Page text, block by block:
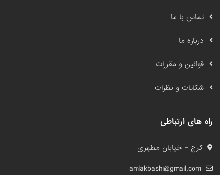
تماس با ما
درباره ما
قوانین و مقررات
شکایات و نظرات
راه های ارتباطی
کرج - خیابان مطهری
amlakbashi@gmail.com